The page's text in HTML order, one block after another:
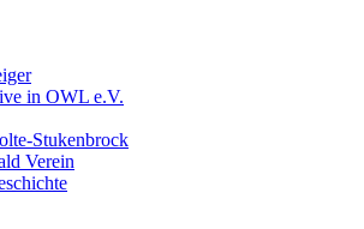
in OWL e.V.
Stukenbrock
Verein